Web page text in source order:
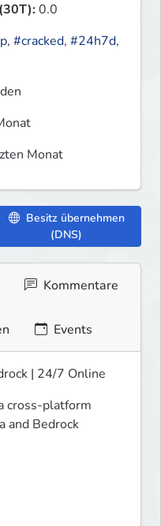
0.0
, #cracked, #24h7d,
Monat
Besitz übernehmen
(DNS)
Kommentare
Events
| 24/7 Online
cross-platform
and Bedrock